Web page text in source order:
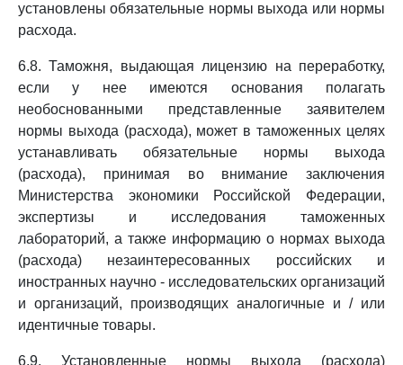
установлены обязательные нормы выхода или нормы
расхода.
6.8. Таможня, выдающая лицензию на переработку,
если у нее имеются основания полагать
необоснованными представленные заявителем
нормы выхода (расхода), может в таможенных целях
устанавливать обязательные нормы выхода
(расхода), принимая во внимание заключения
Министерства экономики Российской Федерации,
экспертизы и исследования таможенных
лабораторий, а также информацию о нормах выхода
(расхода) незаинтересованных российских и
иностранных научно - исследовательских организаций
и организаций, производящих аналогичные и / или
идентичные товары.
6.9. Установленные нормы выхода (расхода)